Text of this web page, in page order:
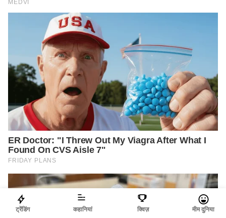
ट्रेंडिंग कहानियां क्विज़ मीम दुनिया